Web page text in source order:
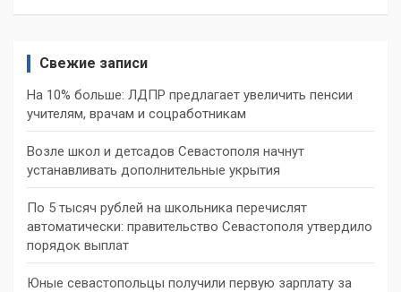
Свежие записи
На 10% больше: ЛДПР предлагает увеличить пенсии
учителям, врачам и соцработникам
Возле школ и детсадов Севастополя начнут
устанавливать дополнительные укрытия
По 5 тысяч рублей на школьника перечислят
автоматически: правительство Севастополя утвердило
порядок выплат
Юные севастопольцы получили первую зарплату за